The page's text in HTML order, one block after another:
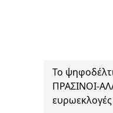
Το
ΠΡΑΣΙΝΟΙ-
ευρωεκλογές